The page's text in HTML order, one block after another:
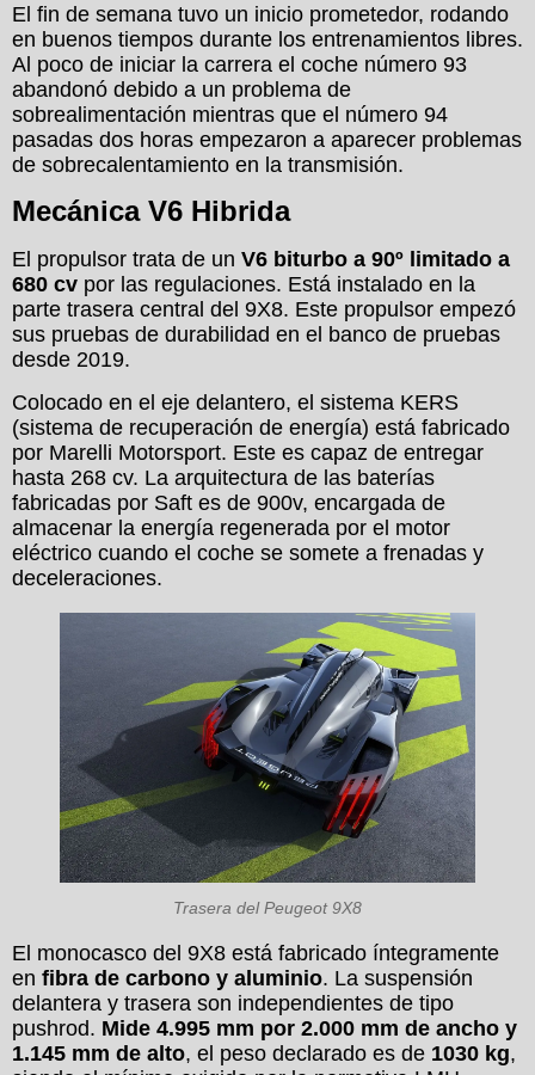
El fin de semana tuvo un inicio prometedor, rodando
en buenos tiempos durante los entrenamientos libres.
Al poco de iniciar la carrera el coche número 93
abandonó debido a un problema de
sobrealimentación mientras que el número 94
pasadas dos horas empezaron a aparecer problemas
de sobrecalentamiento en la transmisión.
Mecánica V6 Hibrida
El propulsor trata de un V6 biturbo a 90º limitado a
680 cv por las regulaciones. Está instalado en la
parte trasera central del 9X8. Este propulsor empezó
sus pruebas de durabilidad en el banco de pruebas
desde 2019.
Colocado en el eje delantero, el sistema KERS
(sistema de recuperación de energía) está fabricado
por Marelli Motorsport. Este es capaz de entregar
hasta 268 cv. La arquitectura de las baterías
fabricadas por Saft es de 900v, encargada de
almacenar la energía regenerada por el motor
eléctrico cuando el coche se somete a frenadas y
deceleraciones.
Trasera del Peugeot 9X8
El monocasco del 9X8 está fabricado íntegramente
en fibra de carbono y aluminio. La suspensión
delantera y trasera son independientes de tipo
pushrod. Mide 4.995 mm por 2.000 mm de ancho y
1.145 mm de alto, el peso declarado es de 1030 kg,